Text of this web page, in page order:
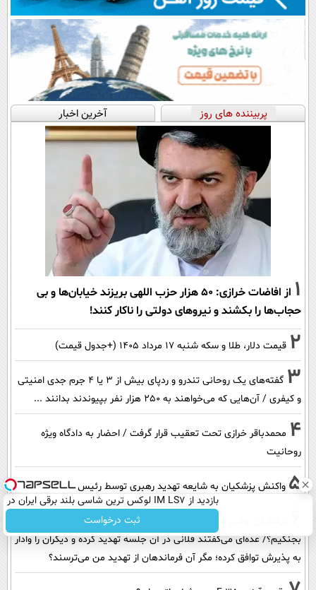
پربیننده های روز آخرین اخبار
1
از افاضات خرازی: ۵۰ هزار حزب اللهی بریزند خیابان‌ها و بی
حجاب‌ها را بکشند و نیرو‌های دولتی را ناکار کنند!
2 قیمت دلار، طلا و سکه شنبه ۱۷ مرداد ۱۴۰۵ (+جدول قیمت)
3
گفته‌های یک روحانی تندرو و ردپای بیش از ۳ یا ۴ جرم جدی امنیتی
و کیفری / آن‌هایی که می‌خواهند به ۲۵۰ هزار نفر بپیوندند بدانند ...
4 محمدباقر خرازی تحت تعقیب قرار گرفت / احضار به دادگاه ویژه
روحانیت
5 واکنش پزشکیان به شایعه تهدید رهبری توسط رئیس‌جمهور
پزشکیان: وقتی می‌توانیم حق‌مان را با گفت‌وگو بگیریم، چرا باید
بجنگیم؟/ عده‌ای می‌گفتند فلانی در آن جلسه تهدید کرده و دیگران را وادار
به پذیرش توافق کرده؛ مگر آن فرماندهان از تهدید من می‌ترسند؟
بازدید از IM LS7 لوکس ترین شاسی بلند برقی ایران در
باشگاه انقلاب
ثبت درخواست